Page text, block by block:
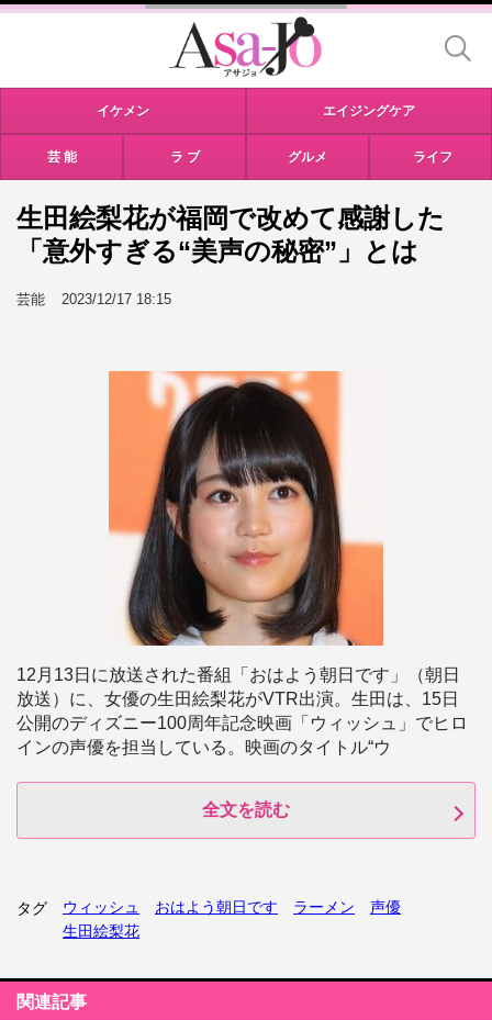
イケメン エイジングケア
芸 能 ラ ブ グルメ ライフ
生田絵梨花が福岡で改めて感謝した
「意外すぎる“美声の秘密”」とは
芸能 2023/12/17 18:15
12月13日に放送された番組「おはよう朝日です」（朝日
放送）に、女優の生田絵梨花がVTR出演。生田は、15日
公開のディズニー100周年記念映画「ウィッシュ」でヒロ
インの声優を担当している。映画のタイトル“ウ
全文を読む
タグ ウィッシュ おはよう朝日です ラーメン
声優
生田絵梨花
関連記事